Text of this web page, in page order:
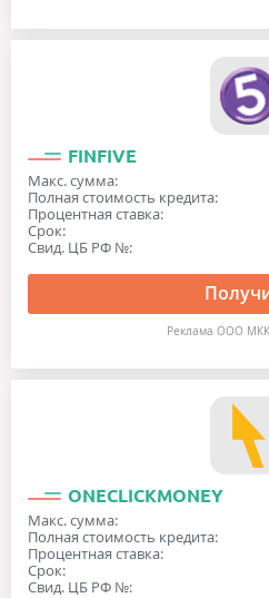
FINFIVE
Макс. сумма:
Полная стоимость кредита:
Процентная ставка:
Срок:
Свид. ЦБ РФ №:
Реклама ООО МКК
ONECLICKMONEY
Макс. сумма:
Полная стоимость кредита:
Процентная ставка:
Срок:
Свид. ЦБ РФ №: